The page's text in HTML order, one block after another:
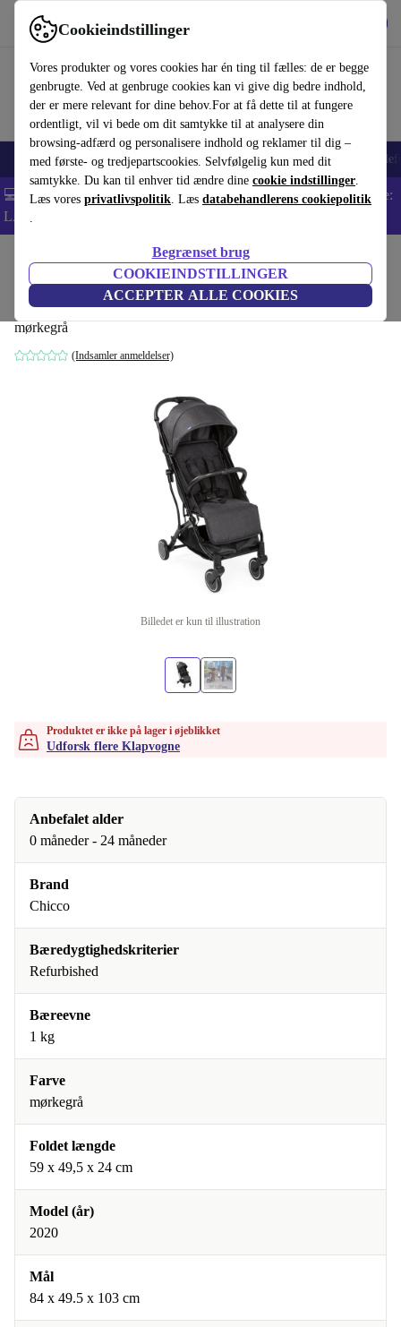
Cookieindstillinger
Vores produkter og vores cookies har én ting til fælles: de er begge
genbrugte. Ved at genbruge cookies kan vi give dig bedre indhold,
der er mere relevant for dine behov.For at få dette til at fungere
ordentligt, vil vi bede om dit samtykke til at analysere din
browsing-adfærd og personalisere indhold og reklamer til dig –
med første- og tredjepartscookies. Selvfølgelig kun med dit
samtykke. Du kan til enhver tid ændre dine cookie indstillinger.
Læs vores privatlivspolitik. Læs databehandlerens cookiepolitik
.
Begrænset brug
COOKIEINDSTILLINGER
ACCEPTER ALLE COOKIES
Brug refurbed hurtigt og nemt
Smartphones Bærbare Tablets Smartwatches Tilbehør
💻 Ekstra 5% rabat på alle MacBooks og bærbare computere - Kode:
LAPTOP5 -
Barnevogne & Klapvogne
Chicco klapvogn Trolley Me sportsvogn
mørkegrå
(Indsamler anmeldelser)
Billedet er kun til illustration
Produktet er ikke på lager i øjeblikket
Udforsk flere Klapvogne
Anbefalet alder
0 måneder - 24 måneder
Brand
Chicco
Bæredygtighedskriterier
Refurbished
Bæreevne
1 kg
Farve
mørkegrå
Foldet længde
59 x 49,5 x 24 cm
Model (år)
2020
Mål
84 x 49.5 x 103 cm